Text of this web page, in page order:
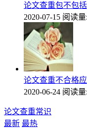
论文查重包不包
2020-07-15 阅读量
论文查重不合格
2020-06-24 阅读量
论文查重常识
最新 最热